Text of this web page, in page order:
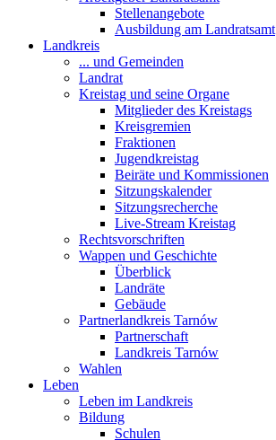
Stellenangebote
Ausbildung am Landratsamt
Landkreis
... und Gemeinden
Landrat
Kreistag und seine Organe
Mitglieder des Kreistags
Kreisgremien
Fraktionen
Jugendkreistag
Beiräte und Kommissionen
Sitzungskalender
Sitzungsrecherche
Live-Stream Kreistag
Rechtsvorschriften
Wappen und Geschichte
Überblick
Landräte
Gebäude
Partnerlandkreis Tarnów
Partnerschaft
Landkreis Tarnów
Wahlen
Leben
Leben im Landkreis
Bildung
Schulen